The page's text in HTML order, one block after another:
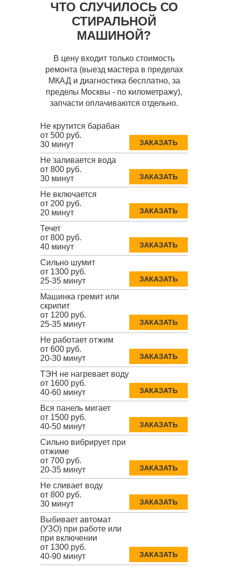
ЧТО СЛУЧИЛОСЬ СО
СТИРАЛЬНОЙ
МАШИНОЙ?
В цену входит только стоимость
ремонта (выезд мастера в пределах
МКАД и диагностика бесплатно, за
пределы Москвы - по километражу),
запчасти оплачиваются отдельно.
Не крутится барабан
от 500 руб.
30 минут
ЗАКАЗАТЬ
Не заливается вода
от 800 руб.
30 минут
ЗАКАЗАТЬ
Не включается
от 200 руб.
20 минут
ЗАКАЗАТЬ
Течет
от 800 руб.
40 минут
ЗАКАЗАТЬ
Сильно шумит
от 1300 руб.
25-35 минут
ЗАКАЗАТЬ
Машинка гремит или
скрипит
от 1200 руб.
25-35 минут
ЗАКАЗАТЬ
Не работает отжим
от 600 руб.
20-30 минут
ЗАКАЗАТЬ
ТЭН не нагревает воду
от 1600 руб.
40-60 минут
ЗАКАЗАТЬ
Вся панель мигает
от 1500 руб.
40-50 минут
ЗАКАЗАТЬ
Сильно вибрирует при
отжиме
от 700 руб.
20-35 минут
ЗАКАЗАТЬ
Не сливает воду
от 800 руб.
30 минут
ЗАКАЗАТЬ
Выбивает автомат
(УЗО) при работе или
при включении
от 1300 руб.
40-90 минут
ЗАКАЗАТЬ